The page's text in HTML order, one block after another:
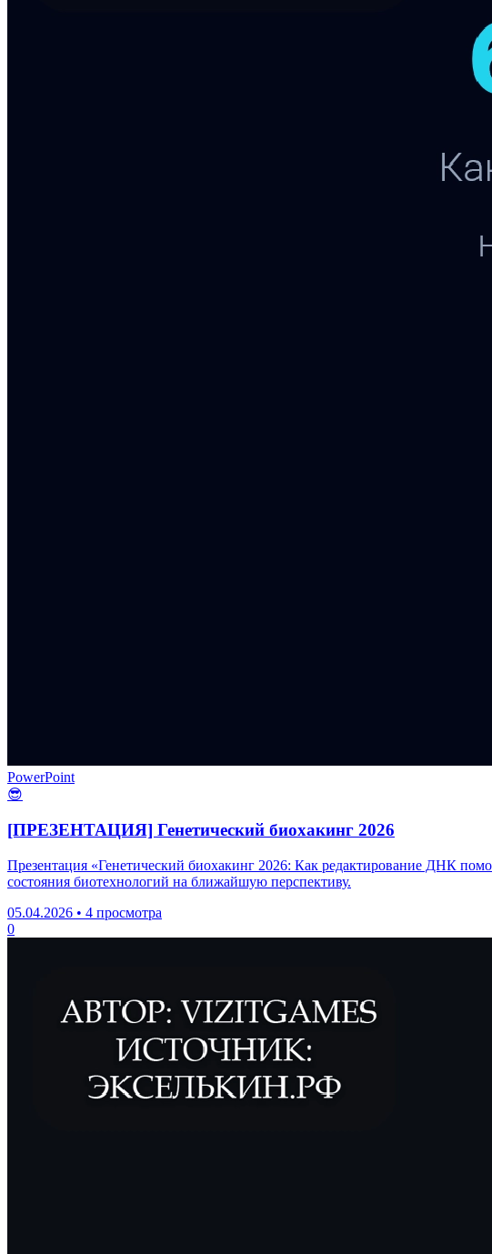
PowerPoint
😎
[ПРЕЗЕНТАЦИЯ] Генетический биохакинг 2026
Презентация «Генетический биохакинг 2026: Как редактирование ДНК
состояния биотехнологий на ближайшую перспективу.
05.04.2026 • 4 просмотра
0